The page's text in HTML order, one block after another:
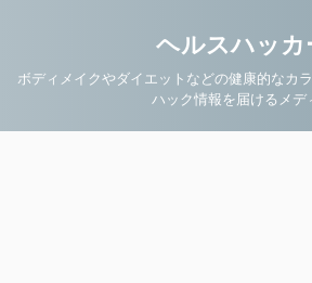
ヘルスハッカ
ボディメイクやダイエットなどの健康的なカ
ハック情報を届けるメデ